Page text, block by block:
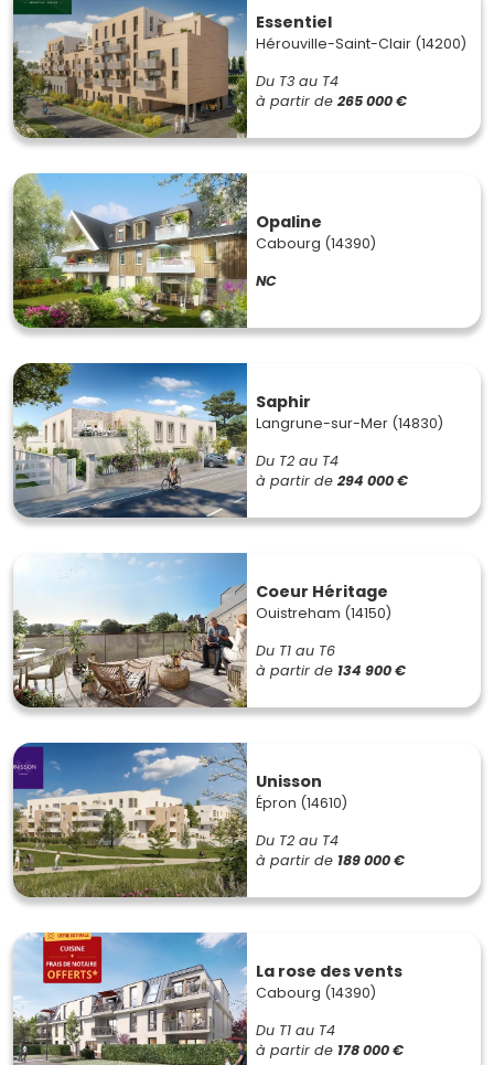
Essentiel
Hérouville-Saint-Clair (14200)
Du T3 au T4
à partir de 265 000 €
Opaline
Cabourg (14390)
NC
Saphir
Langrune-sur-Mer (14830)
Du T2 au T4
à partir de 294 000 €
Coeur Héritage
Ouistreham (14150)
Du T1 au T6
à partir de 134 900 €
Unisson
Épron (14610)
Du T2 au T4
à partir de 189 000 €
La rose des vents
Cabourg (14390)
Du T1 au T4
à partir de 178 000 €